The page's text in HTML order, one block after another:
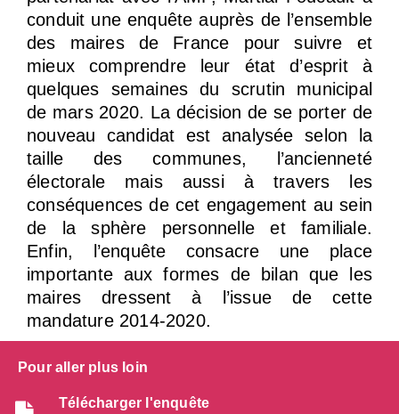
conduit une enquête auprès de l’ensemble
des maires de France pour suivre et
mieux comprendre leur état d’esprit à
quelques semaines du scrutin municipal
de mars 2020. La décision de se porter de
nouveau candidat est analysée selon la
taille des communes, l’ancienneté
électorale mais aussi à travers les
conséquences de cet engagement au sein
de la sphère personnelle et familiale.
Enfin, l’enquête consacre une place
importante aux formes de bilan que les
maires dressent à l’issue de cette
mandature 2014-2020.
Pour aller plus loin
Télécharger l'enquête